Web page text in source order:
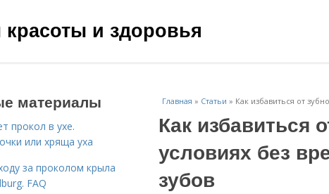
и здоровья
Главная » Статьи » Как избавиться от
Как избавиться
условиях без
зубов
материалы
прокол в ухе.
или хряща уха
за проколом крыла
FAQ